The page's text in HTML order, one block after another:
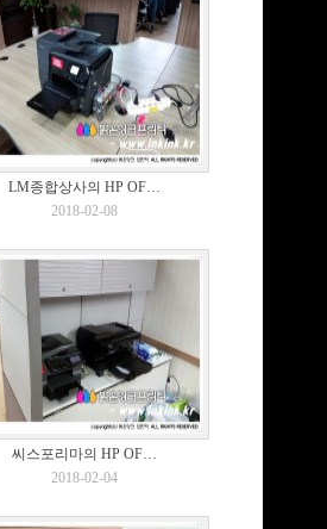
LM종합상사의 HP OF…
2018-02-08
씨스포리마의 HP OF…
2018-02-04